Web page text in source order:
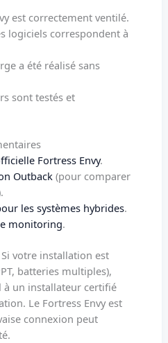
est correctement ventilé.
logiciels correspondent à
a été réalisé sans
sont testés et
Fortress Envy.
Outback (pour comparer
les systèmes hybrides.
monitoring.
Si votre installation est
batteries multiples),
à un installateur certifié
Le Fortress Envy est
connexion peut